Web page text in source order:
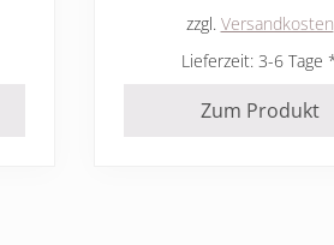
zzgl. Versandkosten
Lieferzeit: 3-6 Tage
Zum Produkt